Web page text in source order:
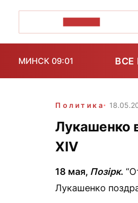
МИНСК 09:01 ВСЕ
Политика
Лукашенко
XIV
18 мая, Позірк.
Лукашенко